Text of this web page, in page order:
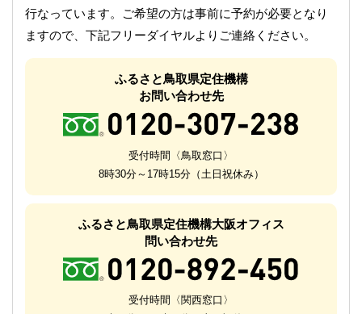
行なっています。ご希望の方は事前に予約が必要となり
ますので、下記フリーダイヤルよりご連絡ください。
ふるさと鳥取県定住機構
お問い合わせ先
受付時間〈鳥取窓口〉
8時30分～17時15分（土日祝休み）
ふるさと鳥取県定住機構大阪オフィス
問い合わせ先
受付時間〈関西窓口〉